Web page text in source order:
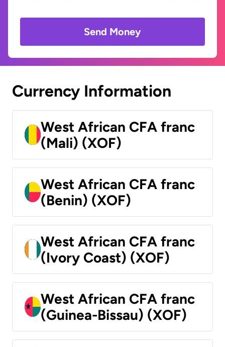
Send Money
Currency Information
West African CFA franc
(Mali) (XOF)
West African CFA franc
(Benin) (XOF)
West African CFA franc
(Ivory Coast) (XOF)
West African CFA franc
(Guinea-Bissau) (XOF)